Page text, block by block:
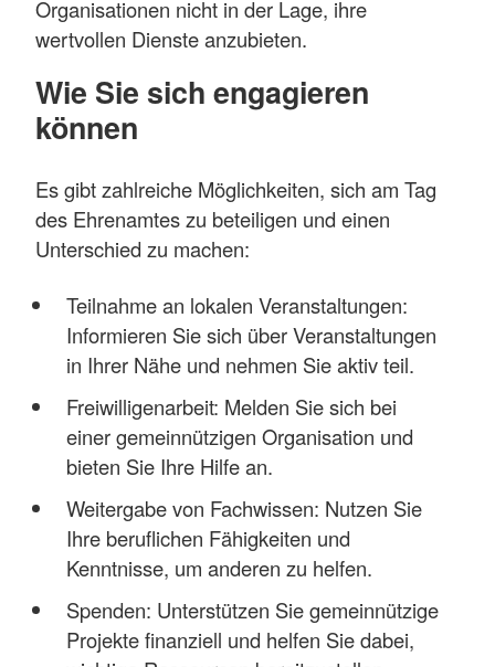
Organisationen nicht in der Lage, ihre
wertvollen Dienste anzubieten.
Wie Sie sich engagieren
können
Es gibt zahlreiche Möglichkeiten, sich am Tag
des Ehrenamtes zu beteiligen und einen
Unterschied zu machen:
Teilnahme an lokalen Veranstaltungen:
Informieren Sie sich über Veranstaltungen
in Ihrer Nähe und nehmen Sie aktiv teil.
Freiwilligenarbeit: Melden Sie sich bei
einer gemeinnützigen Organisation und
bieten Sie Ihre Hilfe an.
Weitergabe von Fachwissen: Nutzen Sie
Ihre beruflichen Fähigkeiten und
Kenntnisse, um anderen zu helfen.
Spenden: Unterstützen Sie gemeinnützige
Projekte finanziell und helfen Sie dabei,